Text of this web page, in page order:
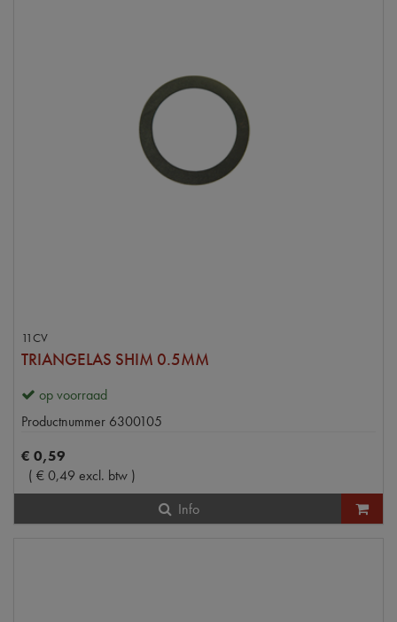
11CV
TRIANGELAS SHIM 0.5MM
op voorraad
Productnummer 6300105
€ 0,59
( €0,49 excl. btw )
Info